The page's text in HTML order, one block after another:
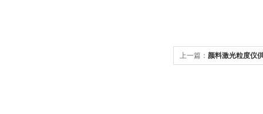
上一篇： 颜料激光粒度仪